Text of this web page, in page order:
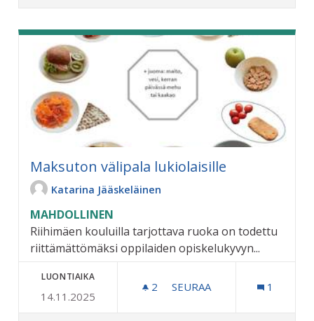
Maksuton välipala lukiolaisille
Katarina Jääskeläinen
MAHDOLLINEN
Riihimäen kouluilla tarjottava ruoka on todettu
riittämättömäksi oppilaiden opiskelukyvyn...
LUONTIAIKA
14.11.2025
2 2 SEURAAJAA
SEURAA 1